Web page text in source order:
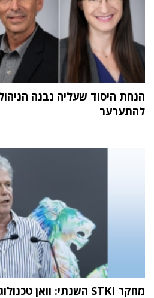
הנחת היסוד שעליה נבנה
להתערער